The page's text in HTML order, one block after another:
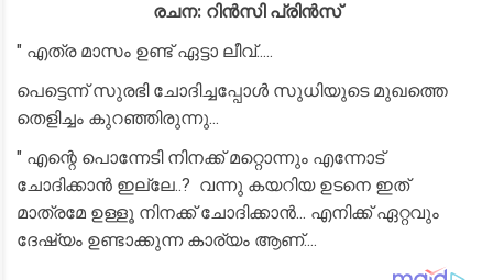
രചന: റിൻസി പ്രിൻസ്
" എത്ര മാസം ഉണ്ട് ഏട്ടാ ലീവ്.....
പെട്ടെന്ന് സുരഭി ചോദിച്ചപ്പോൾ സുധിയുടെ മുഖത്തെ
തെളിച്ചം കുറഞ്ഞിരുന്നു...
" എന്റെ പൊന്നേടി നിനക്ക് മറ്റൊന്നും എന്നോട്
ചോദിക്കാൻ ഇല്ലേ..? വന്നു കയറിയ ഉടനെ ഇത്
മാത്രമേ ഉള്ളൂ നിനക്ക് ചോദിക്കാൻ... എനിക്ക് ഏറ്റവും
ദേഷ്യം ഉണ്ടാക്കുന്ന കാര്യം ആണ്....